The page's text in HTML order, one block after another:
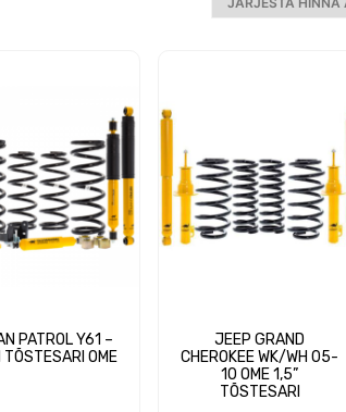
PATROL Y61 –
OME
JEEP GRAND
CHEROKEE WK/WH 05-
10 OME 1,5”
TÕSTESARI